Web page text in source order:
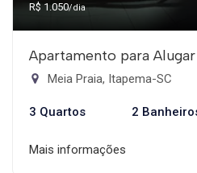
R$ 1.050/dia
Apartamento para
Meia Praia, Itapema-SC
3 Quartos 2
Mais informações